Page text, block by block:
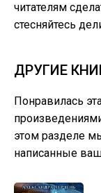
читателям
стесняйтесь
ДРУГИЕ
Понравилась
этом разделе
написанные